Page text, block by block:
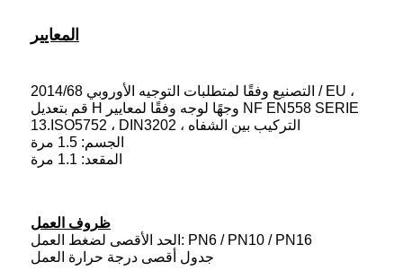
المعايير
التصنيع وفقًا لمتطلبات التوجيه الأوروبي 2014/68 / EU ،
قم بتعديل H وجهًا لوجه وفقًا لمعايير NF EN558 SERIE
13.ISO5752 ، DIN3202 ، التركيب بين الشفاه
الجسم: 1.5 مرة
المقعد: 1.1 مرة
ظروف العمل
الحد الأقصى لضغط العمل: PN6 / PN10 / PN16
جدول أقصى درجة حرارة العمل